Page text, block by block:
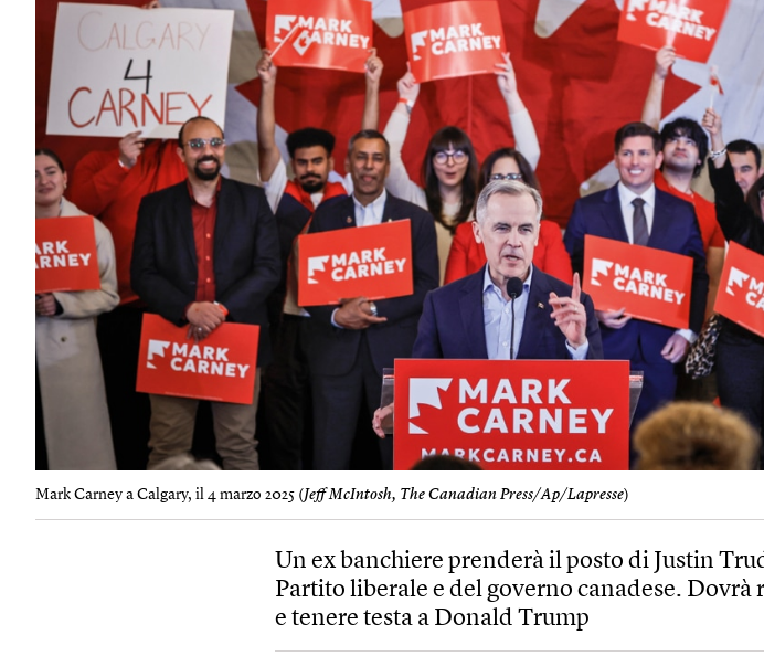
Mark Carney a Calgary, il 4 marzo 2025 (Jeff McIntosh, The Canadian Press/Ap/Lapresse)
Un ex banchiere prenderà il posto di Justin
Partito liberale e del governo canadese. Dovrà
e tenere testa a Donald Trump